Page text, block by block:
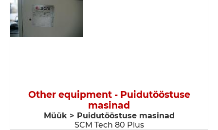
Other equipment - Puidutööstuse
masinad
Müük > Puidutööstuse masinad
SCM Tech 80 Plus